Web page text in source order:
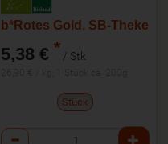
b*Rotes Gold, SB-Theke
5,38 € * / Stk
Stück
Anzahl